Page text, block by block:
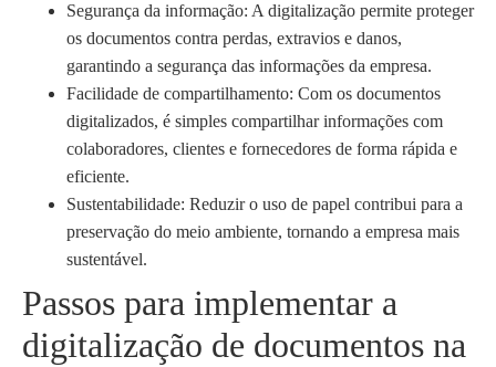
Segurança da informação: A digitalização permite proteger
os documentos contra perdas, extravios e danos,
garantindo a segurança das informações da empresa.
Facilidade de compartilhamento: Com os documentos
digitalizados, é simples compartilhar informações com
colaboradores, clientes e fornecedores de forma rápida e
eficiente.
Sustentabilidade: Reduzir o uso de papel contribui para a
preservação do meio ambiente, tornando a empresa mais
sustentável.
Passos para implementar a
digitalização de documentos na